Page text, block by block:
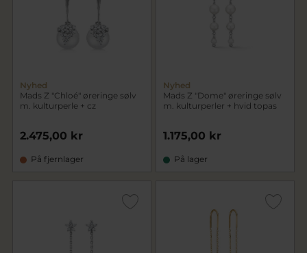
Nyhed
Mads Z "Chloé" øreringe sølv
m. kulturperle + cz
2.475,00 kr
På fjernlager
Nyhed
Mads Z "Dome" øreringe sølv
m. kulturperler + hvid topas
1.175,00 kr
På lager